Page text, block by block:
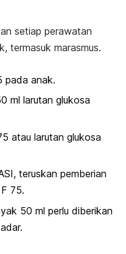
setiap perawatan
termasuk marasmus.
pada anak.
ml larutan glukosa
atau larutan glukosa
teruskan pemberian
75.
50 ml perlu diberikan